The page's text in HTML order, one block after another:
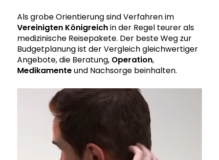
Als grobe Orientierung sind Verfahren im
Vereinigten Königreichin der Regel teurer als
medizinische Reisepakete. Der beste Weg zur
Budgetplanung ist der Vergleich gleichwertiger
Angebote, die Beratung, Operation,
Medikamenteund Nachsorge beinhalten.